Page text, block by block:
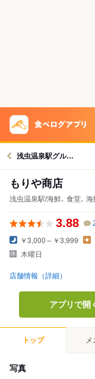
浅虫温泉駅グルメへ
もりや商店
浅虫温泉駅/海鮮､ 食堂､ 海
3.88
￥3,000～￥3,999
木曜日
店舗情報（詳細）
アプリで開
トップ メ
写真